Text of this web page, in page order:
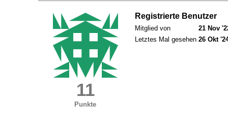
11
Punkte
Registrierte Benutzer
Mitglied von
21 Nov
Letztes Mal gesehen 26 Okt